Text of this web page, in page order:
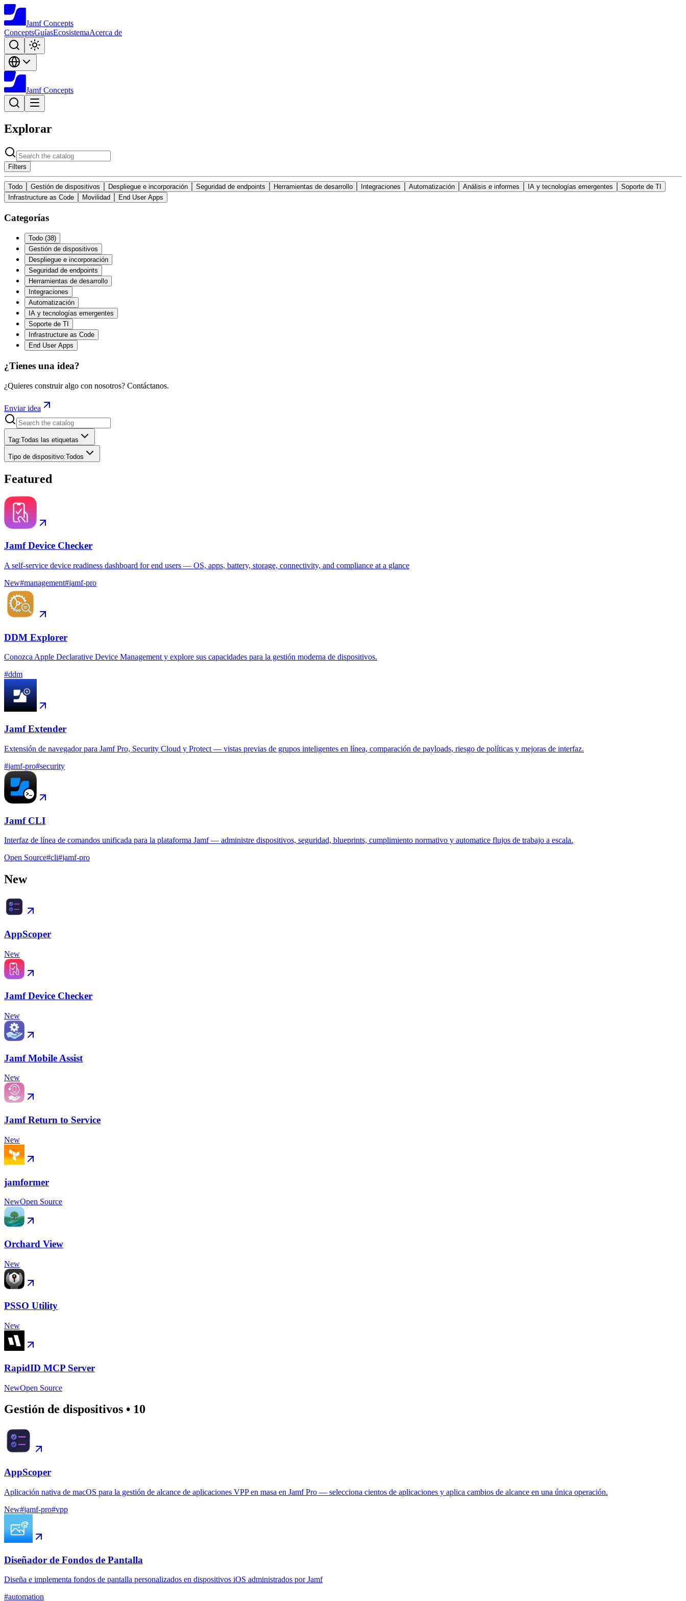
Jamf Concepts
ConceptsGuíasEcosistemaAcerca de
Jamf Concepts
Explorar
Filters
Todo Gestión de dispositivos Despliegue e incorporación Seguridad de endpoints Herramientas de desarrollo Integraciones Automatización Análisis e informes IA y tecnologías emergentes
Soporte de TI
Infrastructure as Code
Movilidad End User Apps
Categorías
Todo (38)
Gestión de dispositivos
Despliegue e incorporación
Seguridad de endpoints
Herramientas de desarrollo
Integraciones
Automatización
IA y tecnologías emergentes
Soporte de TI
Infrastructure as Code
End User Apps
¿Tienes una idea?
¿Quieres construir algo con nosotros? Contáctanos.
Enviar idea
Tag:Todas las etiquetas
Tipo de dispositivo:Todos
Featured
Jamf Device Checker
A self-service device readiness dashboard for end users — OS, apps, battery, storage, connectivity, and compliance at a glance
New#management#jamf-pro
DDM Explorer
Conozca Apple Declarative Device Management y explore sus capacidades para la gestión moderna de dispositivos.
#ddm
Jamf Extender
Extensión de navegador para Jamf Pro, Security Cloud y Protect — vistas previas de grupos inteligentes en línea, comparación de payloads, riesgo de políticas y mejoras de interfaz.
#jamf-pro#security
Jamf CLI
Interfaz de línea de comandos unificada para la plataforma Jamf — administre dispositivos, seguridad, blueprints, cumplimiento normativo y automatice flujos de trabajo a escala.
Open Source#cli#jamf-pro
New
AppScoper
New
Jamf Device Checker
New
Jamf Mobile Assist
New
Jamf Return to Service
New
jamformer
NewOpen Source
Orchard View
New
PSSO Utility
New
RapidID MCP Server
NewOpen Source
Gestión de dispositivos • 10
AppScoper
Aplicación nativa de macOS para la gestión de alcance de aplicaciones VPP en masa en Jamf Pro — selecciona cientos de aplicaciones y aplica cambios de alcance en una única operación.
New#jamf-pro#vpp
Diseñador de Fondos de Pantalla
Diseña e implementa fondos de pantalla personalizados en dispositivos iOS administrados por Jamf
#automation